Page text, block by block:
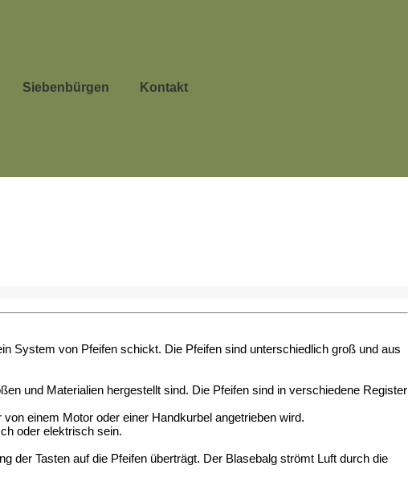
Siebenbürgen Kontakt
System von Pfeifen schickt. Die Pfeifen sind unterschiedlich groß und aus
und Materialien hergestellt sind. Die Pfeifen sind in verschiedene Register
einem Motor oder einer Handkurbel angetrieben wird.
oder elektrisch sein.
der Tasten auf die Pfeifen überträgt. Der Blasebalg strömt Luft durch die